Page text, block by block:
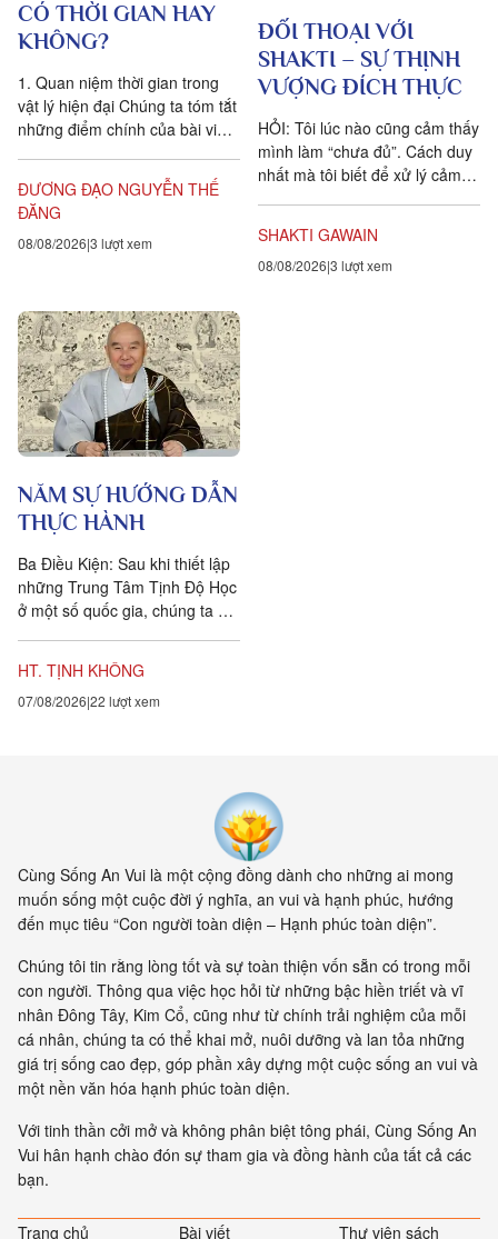
CÓ THỜI GIAN HAY
KHÔNG?
1. Quan niệm thời gian trong
vật lý hiện đại Chúng ta tóm tắt
những điểm chính của bài viết
Triết học Craig...
ĐƯƠNG ĐẠO NGUYỄN THẾ
ĐĂNG
08/08/2026 3 lượt xem
ĐỐI THOẠI VỚI
SHAKTI – SỰ THỊNH
VƯỢNG ĐÍCH THỰC
HỎI: Tôi lúc nào cũng cảm thấy
mình làm “chưa đủ”. Cách duy
nhất mà tôi biết để xử lý cảm
SHAKTI GAWAIN
08/08/2026 3 lượt xem
NĂM SỰ HƯỚNG DẪN
THỰC HÀNH
Ba Điều Kiện: Sau khi thiết lập
những Trung Tâm Tịnh Độ Học
ở một số quốc gia, chúng ta đặt
hành giả Tịnh...
HT. TỊNH KHÔNG
07/08/2026 22 lượt xem
Cùng Sống An Vui là một cộng đồng dành cho những ai mong
muốn sống một cuộc đời ý nghĩa, an vui và hạnh phúc, hướng
đến mục tiêu “Con người toàn diện – Hạnh phúc toàn diện”.
Chúng tôi tin rằng lòng tốt và sự toàn thiện vốn sẵn có trong mỗi
con người. Thông qua việc học hỏi từ những bậc hiền triết và vĩ
nhân Đông Tây, Kim Cổ, cũng như từ chính trải nghiệm của mỗi
cá nhân, chúng ta có thể khai mở, nuôi dưỡng và lan tỏa những
giá trị sống cao đẹp, góp phần xây dựng một cuộc sống an vui và
một nền văn hóa hạnh phúc toàn diện.
Với tinh thần cởi mở và không phân biệt tông phái, Cùng Sống An
Vui hân hạnh chào đón sự tham gia và đồng hành của tất cả các
bạn.
Trang chủ Bài viết Thư viện sách